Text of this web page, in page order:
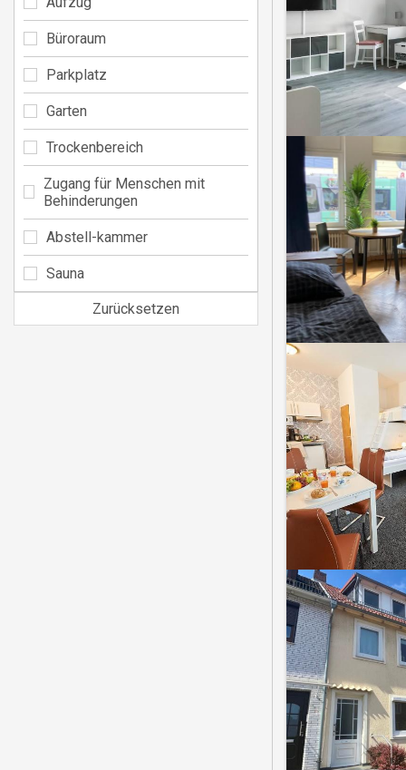
Büroraum
Parkplatz
Garten
Trockenbereich
Zugang für Menschen mit
Behinderungen
Abstell-kammer
Sauna
Zurücksetzen